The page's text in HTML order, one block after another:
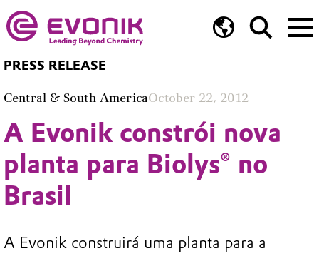
PRESS RELEASE
Central & South AmericaOctober 22, 2012
A Evonik constrói nova
planta para Biolys® no
Brasil
A Evonik construirá uma planta para a